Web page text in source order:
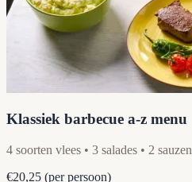
Klassiek barbecue a-z menu
4 soorten vlees • 3 salades • 2 sauzen
€20,25 (per persoon)